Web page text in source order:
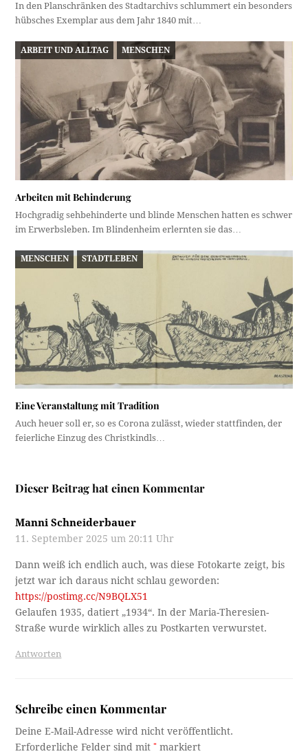
In den Planschränken des Stadtarchivs schlummert ein besonders
hübsches Exemplar aus dem Jahr 1840 mit…
ARBEIT UND ALLTAG MENSCHEN
Arbeiten mit Behinderung
Hochgradig sehbehinderte und blinde Menschen hatten es schwer
im Erwerbsleben. Im Blindenheim erlernten sie das…
MENSCHEN STADTLEBEN
Eine Veranstaltung mit Tradition
Auch heuer soll er, so es Corona zulässt, wieder stattfinden, der
feierliche Einzug des Christkindls…
Dieser Beitrag hat einen Kommentar
Manni Schneiderbauer
11. September 2025 um 20:11 Uhr
Dann weiß ich endlich auch, was diese Fotokarte zeigt, bis
jetzt war ich daraus nicht schlau geworden:
https://postimg.cc/N9BQLX51
Gelaufen 1935, datiert „1934“. In der Maria-Theresien-
Straße wurde wirklich alles zu Postkarten verwurstet.
Antworten
Schreibe einen Kommentar
Deine E-Mail-Adresse wird nicht veröffentlicht.
Erforderliche Felder sind mit* markiert